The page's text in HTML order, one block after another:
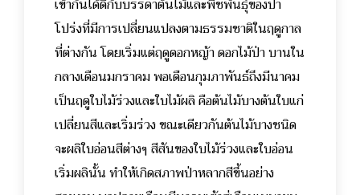
เข้ากันได้ดีกับบรรดาต้นไม้และพืชพันธุ์ของป่า
โปร่งที่มีการเปลี่ยนแปลงตามธรรมชาติในฤดูกาล
ที่ต่างกัน โดยเริ่มแต่ฤดูดอกหญ้า ดอกไม้ป่า บานใน
กลางเดือนมกราคม พอเดือนกุมภาพันธ์ถึงมีนาคม
เป็นฤดูใบไม้ร่วงและใบไม้ผลิ คือต้นไม้บางต้นใบแก่
เปลี่ยนสีและเริ่มร่วง ขณะเดียวกันต้นไม้บางชนิด
จะผลิใบอ่อนสีต่างๆ สีสันของใบไม้ร่วงและใบอ่อน
เริ่มผลินั้น ทำให้เกิดสภาพป่าหลากสีขึ้นอย่าง